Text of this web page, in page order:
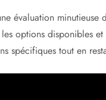
évaluation
options disponibles
spécifiques tout en